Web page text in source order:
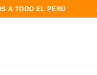
EL PERÚ 3 X